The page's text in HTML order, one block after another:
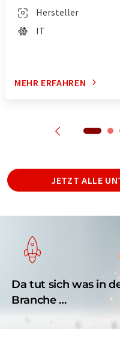
Hersteller
IT
MEHR ERFAHREN
JETZT ALLE
Da tut sich was in
Branche …